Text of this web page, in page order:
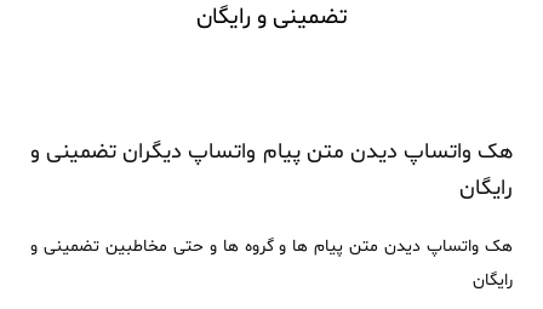
تضمینی و رایگان
هک واتساپ دیدن متن پیام واتساپ دیگران تضمینی و
رایگان
هک واتساپ دیدن متن پیام ها و گروه ها و حتی مخاطبین تضمینی و
رایگان